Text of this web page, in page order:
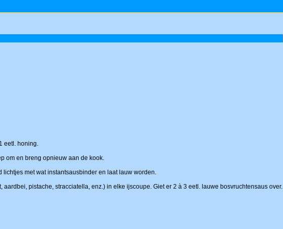
eetl. honing.
om en breng opnieuw aan de kook.
lichtjes met wat instantsausbinder en laat lauw worden.
pistache, stracciatella, enz.) in elke ijscoupe. Giet er 2 à 3 eetl. lauwe bosvruchtensaus over.